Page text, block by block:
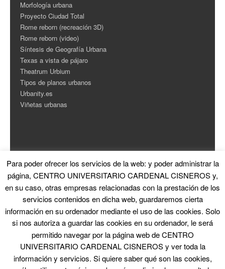
Morfología urbana
Proyecto Ciudad Total
Rome reborn (recreación 3D)
Rome reborn (video)
Síntesis de Geografía Urbana
Texas a vista de pájaro
Theatrum Urbium
Tipos de planos urbanos
Urbanity.es
Viñetas urbanas
ESTADÍSTICAS
Contador de Visitas
© 2026 La Ciudad en el Arte|Proudly powered by WordPress |Theme: Skirmish
Blank Themes
Para poder ofrecer los servicios de la web: y poder administrar la
página, CENTRO UNIVERSITARIO CARDENAL CISNEROS y,
en su caso, otras empresas relacionadas con la prestación de los
servicios contenidos en dicha web, guardaremos cierta
información en su ordenador mediante el uso de las cookies. Solo
si nos autoriza a guardar las cookies en su ordenador, le será
permitido navegar por la página web de CENTRO
UNIVERSITARIO CARDENAL CISNEROS y ver toda la
información y servicios. Si quiere saber qué son las cookies,